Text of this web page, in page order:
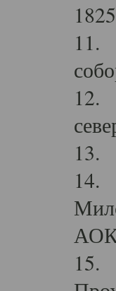
11.
12.
13.
14.
15.